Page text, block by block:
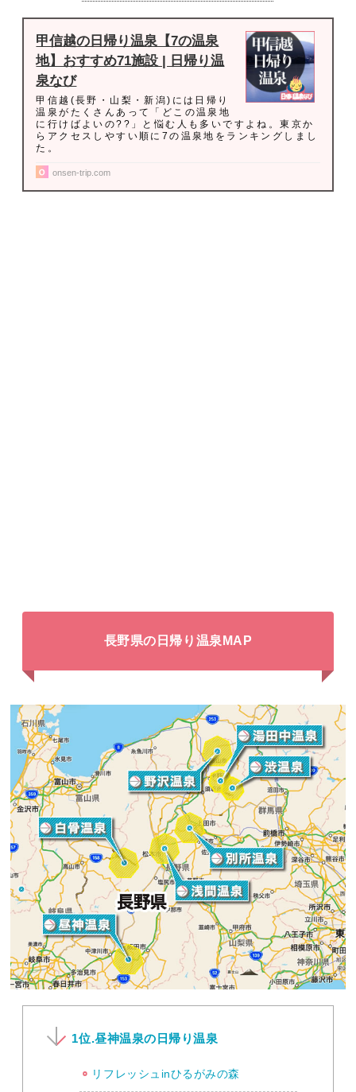
甲信越の日帰り温泉【7の温泉
地】おすすめ71施設 | 日帰り温
泉なび
甲信越(長野・山梨・新潟)には日帰り
温泉がたくさんあって「どこの温泉地
に行けばよいの??」と悩む人も多いですよね。東京か
らアクセスしやすい順に7の温泉地をランキングしまし
た。
onsen-trip.com
長野県の日帰り温泉MAP
1位.昼神温泉の日帰り温泉
リフレッシュinひるがみの森